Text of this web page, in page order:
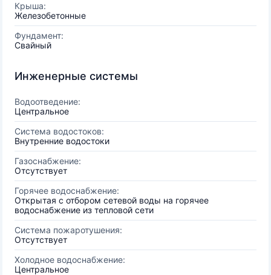
Крыша:
Железобетонные
Фундамент:
Свайный
Инженерные системы
Водоотведение:
Центральное
Система водостоков:
Внутренние водостоки
Газоснабжение:
Отсутствует
Горячее водоснабжение:
Открытая с отбором сетевой воды на горячее
водоснабжение из тепловой сети
Система пожаротушения:
Отсутствует
Холодное водоснабжение:
Центральное